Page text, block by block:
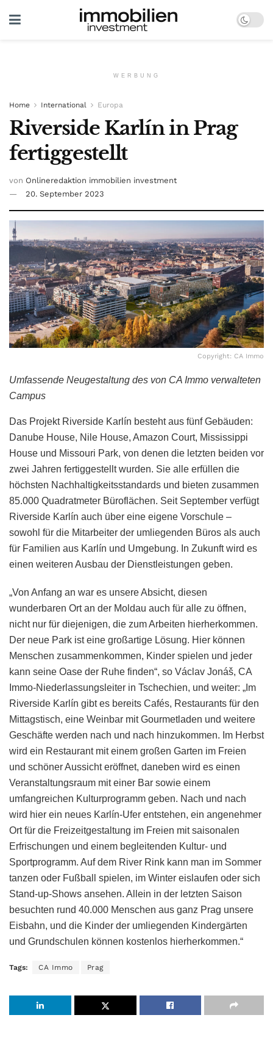
WERBUNG
Home International Europa
Riverside Karlín in Prag
fertiggestellt
von Onlineredaktion immobilien investment
20. September 2023
Copyright: CA Immo
Umfassende Neugestaltung des von CA Immo verwalteten
Campus
Das Projekt Riverside Karlín besteht aus fünf Gebäuden:
Danube House, Nile House, Amazon Court, Mississippi
House und Missouri Park, von denen die letzten beiden vor
zwei Jahren fertiggestellt wurden. Sie alle erfüllen die
höchsten Nachhaltigkeitsstandards und bieten zusammen
85.000 Quadratmeter Büroflächen. Seit September verfügt
Riverside Karlín auch über eine eigene Vorschule –
sowohl für die Mitarbeiter der umliegenden Büros als auch
für Familien aus Karlín und Umgebung. In Zukunft wird es
einen weiteren Ausbau der Dienstleistungen geben.
„Von Anfang an war es unsere Absicht, diesen
wunderbaren Ort an der Moldau auch für alle zu öffnen,
nicht nur für diejenigen, die zum Arbeiten hierherkommen.
Der neue Park ist eine großartige Lösung. Hier können
Menschen zusammenkommen, Kinder spielen und jeder
kann seine Oase der Ruhe finden“, so Václav Jonáš, CA
Immo-Niederlassungsleiter in Tschechien, und weiter: „Im
Riverside Karlín gibt es bereits Cafés, Restaurants für den
Mittagstisch, eine Weinbar mit Gourmetladen und weitere
Geschäfte werden nach und nach hinzukommen. Im Herbst
wird ein Restaurant mit einem großen Garten im Freien
und schöner Aussicht eröffnet, daneben wird es einen
Veranstaltungsraum mit einer Bar sowie einem
umfangreichen Kulturprogramm geben. Nach und nach
wird hier ein neues Karlín-Ufer entstehen, ein angenehmer
Ort für die Freizeitgestaltung im Freien mit saisonalen
Erfrischungen und einem begleitenden Kultur- und
Sportprogramm. Auf dem River Rink kann man im Sommer
tanzen oder Fußball spielen, im Winter eislaufen oder sich
Stand-up-Shows ansehen. Allein in der letzten Saison
besuchten rund 40.000 Menschen aus ganz Prag unsere
Eisbahn, und die Kinder der umliegenden Kindergärten
und Grundschulen können kostenlos hierherkommen.“
Tags: CA Immo Prag